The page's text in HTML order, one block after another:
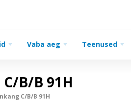
Vaba aeg Teenused
B/B 91H
C/B/B 91H